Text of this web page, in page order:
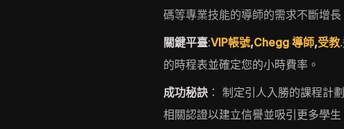
碼等專業技能的導師的需求不斷增長
關鍵平臺:VIP帳號,Chegg 導師,受教
的時程表並確定您的小時費率。
成功秘訣 ： 制定引人入勝的課程計
相關認證以建立信譽並吸引更多學